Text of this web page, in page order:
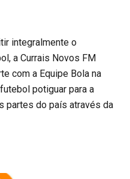
integralmente o
a Currais Novos FM
com a Equipe Bola na
potiguar para a
partes do país através da